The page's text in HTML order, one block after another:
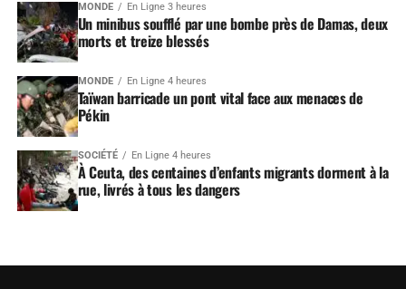
MONDE En Ligne 3 heures
Un minibus soufflé par une bombe près de Damas, deux
morts et treize blessés
MONDE En Ligne 4 heures
Taïwan barricade un pont vital face aux menaces de
Pékin
SOCIÉTÉ En Ligne 4 heures
À Ceuta, des centaines d’enfants migrants dorment à la
rue, livrés à tous les dangers